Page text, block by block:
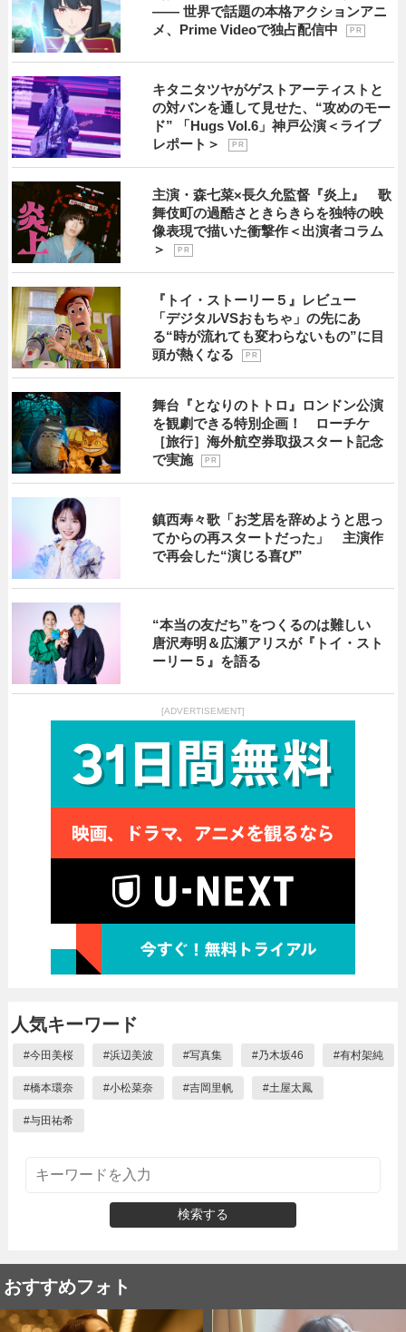
―― 世界で話題の本格アクションアニ
メ、Prime Videoで独占配信中
P R
キタニタツヤがゲストアーティストと
の対バンを通して見せた、“攻めのモー
ド” 「Hugs Vol.6」神戸公演＜ライブ
レポート＞
P R
主演・森七菜×長久允監督『炎上』 歌
舞伎町の過酷さときらきらを独特の映
像表現で描いた衝撃作＜出演者コラム
＞
P R
『トイ・ストーリー５』レビュー
「デジタルVSおもちゃ」の先にあ
る“時が流れても変わらないもの”に目
頭が熱くなる
P R
舞台『となりのトトロ』ロンドン公演
を観劇できる特別企画！ ローチケ
［旅行］海外航空券取扱スタート記念
で実施
P R
鎮西寿々歌「お芝居を辞めようと思っ
てからの再スタートだった」 主演作
で再会した“演じる喜び”
“本当の友だち”をつくるのは難しい
唐沢寿明＆広瀬アリスが『トイ・スト
ーリー５』を語る
[ADVERTISEMENT]
人気キーワード
#今田美桜 #浜辺美波 #写真集 #乃木坂46 #有村架純
#橋本環奈 #小松菜奈 #吉岡里帆 #土屋太鳳
#与田祐希
検索する
おすすめフォト